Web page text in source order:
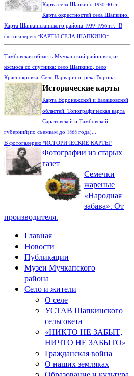
Карта села Шапкино 1930-40 гг.
Карта окрестностей села Шапкино.
Карта Шапкинскинского района 1939-1956 гг. В
фотогалерею "КАРТЫ СЕЛА ШАПКИНО"
Тамбовская область Мучкапский район вид из
космоса со спутника: село Шапкино, село
Краснояровка, Село Варварино, река Ворона.
Исторические карты
Карта Воронежской и Балашовской
областей. Топографическая карта
Саратовской и Тамбовской
губерний(по съемкам до 1868 года)...
В фотогалерею "ИСТОРИЧЕСКИЕ КАРТЫ"
Фотографии из старых
газет
Семечки
жареные
«Народная
забава». От
производителя.
Главная
Новости
Публикации
Музеи Мучкапского
района
Село и жители
О селе
УСТАВ Шапкинского
сельсовета
«НИКТО НЕ ЗАБЫТ,
НИЧТО НЕ ЗАБЫТО»
Гражданская война
О наших земляках